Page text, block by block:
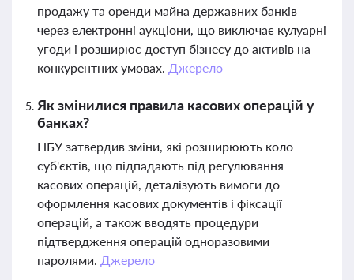
продажу та оренди майна державних банків
через електронні аукціони, що виключає кулуарні
угоди і розширює доступ бізнесу до активів на
конкурентних умовах. Джерело
Як змінилися правила касових операцій у
банках?
НБУ затвердив зміни, які розширюють коло
суб'єктів, що підпадають під регулювання
касових операцій, деталізують вимоги до
оформлення касових документів і фіксації
операцій, а також вводять процедури
підтвердження операцій одноразовими
паролями. Джерело